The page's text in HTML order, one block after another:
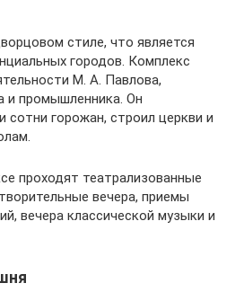
стиле, что является
городов. Комплекс
М. А. Павлова,
и промышленника. Он
сотни горожан, строил церкви и
проходят театрализованные
вечера, приемы
вечера классической музыки и